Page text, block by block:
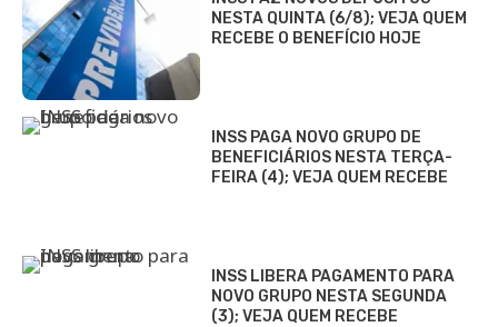
NESTA QUINTA (6/8); VEJA QUEM
RECEBE O BENEFÍCIO HOJE
INSS PAGA NOVO GRUPO DE
BENEFICIÁRIOS NESTA TERÇA-
FEIRA (4); VEJA QUEM RECEBE
INSS LIBERA PAGAMENTO PARA
NOVO GRUPO NESTA SEGUNDA
(3); VEJA QUEM RECEBE